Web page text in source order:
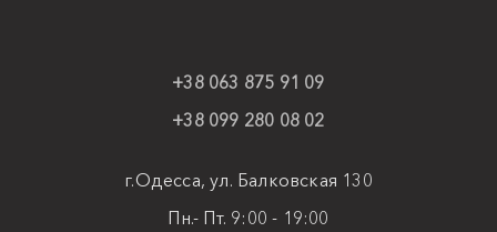
+38 063 875 91 09
+38 099 280 08 02
г.Одесса, ул. Балковская 130
Пн.- Пт. 9:00 - 19:00